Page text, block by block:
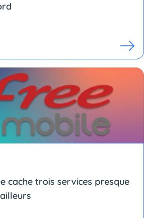
cache trois services presque